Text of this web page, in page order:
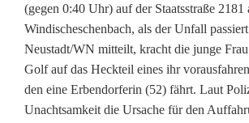
o
k
r
a
(gegen 0:40 Uhr) auf der Staatsstraße 2181
Windischeschenbach, als der Unfall
Neustadt/WN mitteilt, kracht die junge
Golf auf das Heckteil eines ihr
den eine Erbendorferin (52) fährt. Laut
Unachtsamkeit die Ursache für den